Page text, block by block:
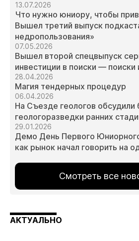
13.07.2026
Что нужно юниору, чтобы
Вышел третий выпуск
недропользования»
07.05.2026
Вышел второй спецвыпуск
инвестиции в поиски — поиски
28.04.2026
Магия тендерных процедур
06.04.2026
На Съезде геологов обсудили
геологоразведки ранних
29.01.2026
Демо День Первого
как рынок начал говорить на
Смотреть все
АКТУАЛЬНО